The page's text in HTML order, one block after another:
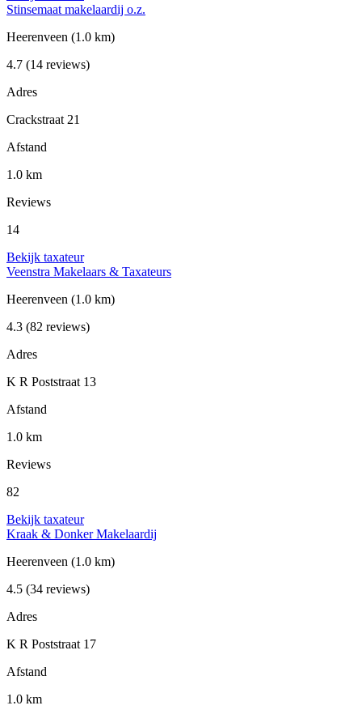
Stinsemaat makelaardij o.z.
Heerenveen (1.0 km)
4.7 (14 reviews)
Adres
Crackstraat 21
Afstand
1.0 km
Reviews
14
Bekijk taxateur
Veenstra Makelaars & Taxateurs
Heerenveen (1.0 km)
4.3 (82 reviews)
Adres
K R Poststraat 13
Afstand
1.0 km
Reviews
82
Bekijk taxateur
Kraak & Donker Makelaardij
Heerenveen (1.0 km)
4.5 (34 reviews)
Adres
K R Poststraat 17
Afstand
1.0 km